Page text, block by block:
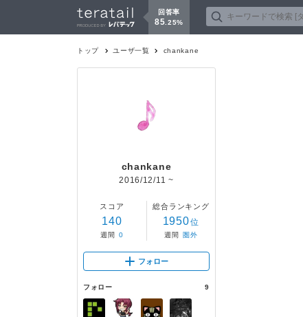
回答率
85 25%
トップ ユーザ一覧 chankane
chankane
2016/12/11 ~
スコア
140
週間 0
総合ランキング
1950位
週間 圏外
フォロー
フォロー 9